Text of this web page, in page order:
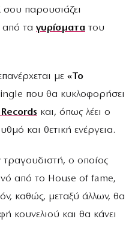
σου παρουσιάζει
από τα γυρίσματα του
με «Το
που θα κυκλοφορήσει
και, όπως λέει ο
και θετική ενέργεια.
ο οποίος
από το House of fame,
καθώς, μεταξύ άλλων, θα
κουνελιού και θα κάνει